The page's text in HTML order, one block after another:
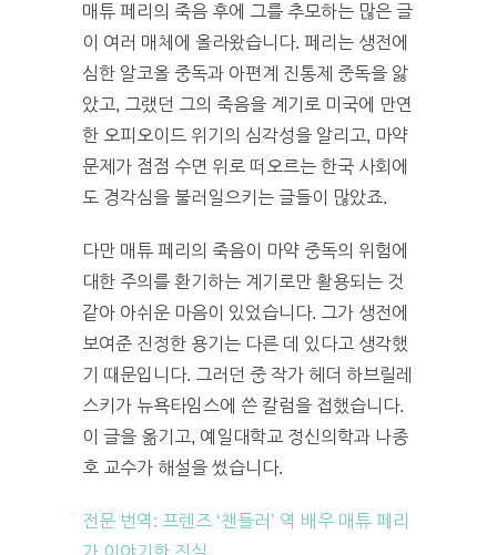
매튜 페리의 죽음 후에 그를 추모하는 많은 글
이 여러 매체에 올라왔습니다. 페리는 생전에
심한 알코올 중독과 아편계 진통제 중독을 앓
았고, 그랬던 그의 죽음을 계기로 미국에 만연
한 오피오이드 위기의 심각성을 알리고, 마약
문제가 점점 수면 위로 떠오르는 한국 사회에
도 경각심을 불러일으키는 글들이 많았죠.
다만 매튜 페리의 죽음이 마약 중독의 위험에
대한 주의를 환기하는 계기로만 활용되는 것
같아 아쉬운 마음이 있었습니다. 그가 생전에
보여준 진정한 용기는 다른 데 있다고 생각했
기 때문입니다. 그러던 중 작가 헤더 하브릴레
스키가 뉴욕타임스에 쓴 칼럼을 접했습니다.
이 글을 옮기고, 예일대학교 정신의학과 나종
호 교수가 해설을 썼습니다.
전문 번역: 프렌즈 ‘챈들러’ 역 배우 매튜 페리